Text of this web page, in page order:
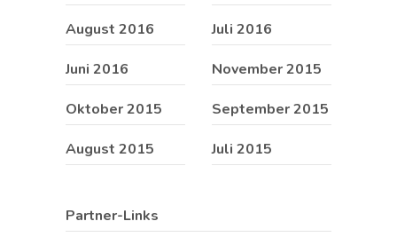
August 2016 Juli 2016
Juni 2016 November 2015
Oktober 2015 September 2015
August 2015 Juli 2015
Partner-Links